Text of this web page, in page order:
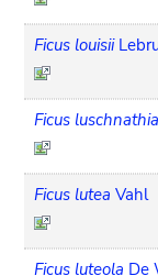
Ficus louisii
Ficus
Ficus lutea Vahl
Ficus luteola De